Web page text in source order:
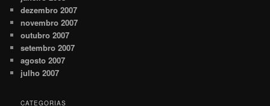
dezembro 2007
novembro 2007
outubro 2007
setembro 2007
agosto 2007
julho 2007
CATEGORIAS